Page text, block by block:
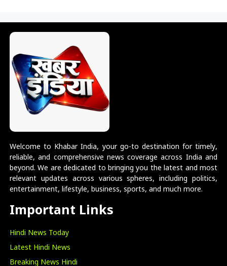
Welcome to Khabar India, your go-to destination for timely,
reliable, and comprehensive news coverage across India and
beyond. We are dedicated to bringing you the latest and most
relevant updates across various spheres, including politics,
entertainment, lifestyle, business, sports, and much more.
Important Links
Hindi News Today
Latest Hindi News
Breaking News Hindi